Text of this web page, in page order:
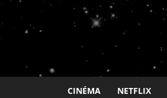
CINÉMA NETFLIX